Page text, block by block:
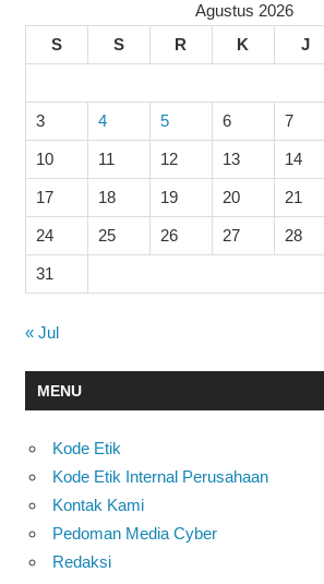
Agustus 2026
S
S R K J
3 4 5 6 7
10 11 12 13 14
17 18 19 20 21
24 25 26 27 28
31
« Jul
MENU
Kode Etik
Kode Etik Internal Perusahaan
Kontak Kami
Pedoman Media Cyber
Redaksi